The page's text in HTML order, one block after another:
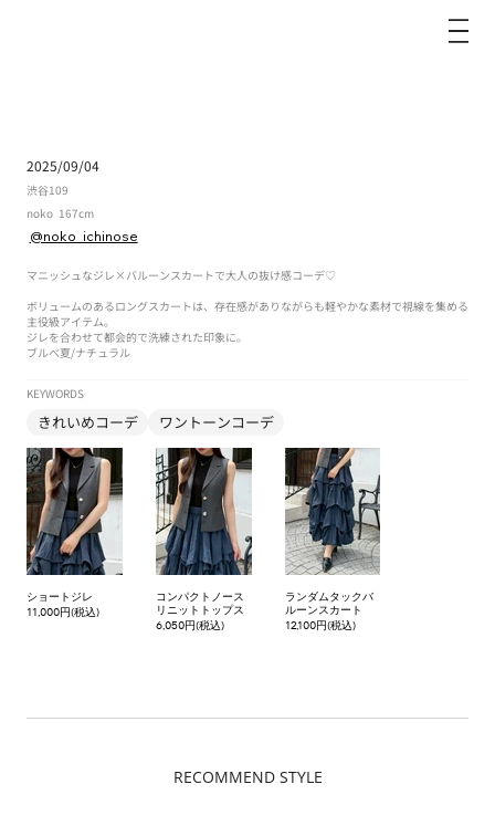
2025/09/04
渋谷109
noko 167cm
@noko_ichinose
ブルべ夏/ナチュラル
マニッシュなジレ×バルーンスカートで大人の抜け感コーデ♡
ボリュームのあるロングスカートは、存在感がありながらも軽やかな素材で視線を集める
主役級アイテム。
ジレを合わせて都会的で洗練された印象に。
KEYWORDS
きれいめコーデ ワントーンコーデ
ショートジレ
11,000円(税込)
コンパクトノース
リニットトップス
6,050円(税込)
ランダムタックバ
ルーンスカート
12,100円(税込)
RECOMMEND STYLE